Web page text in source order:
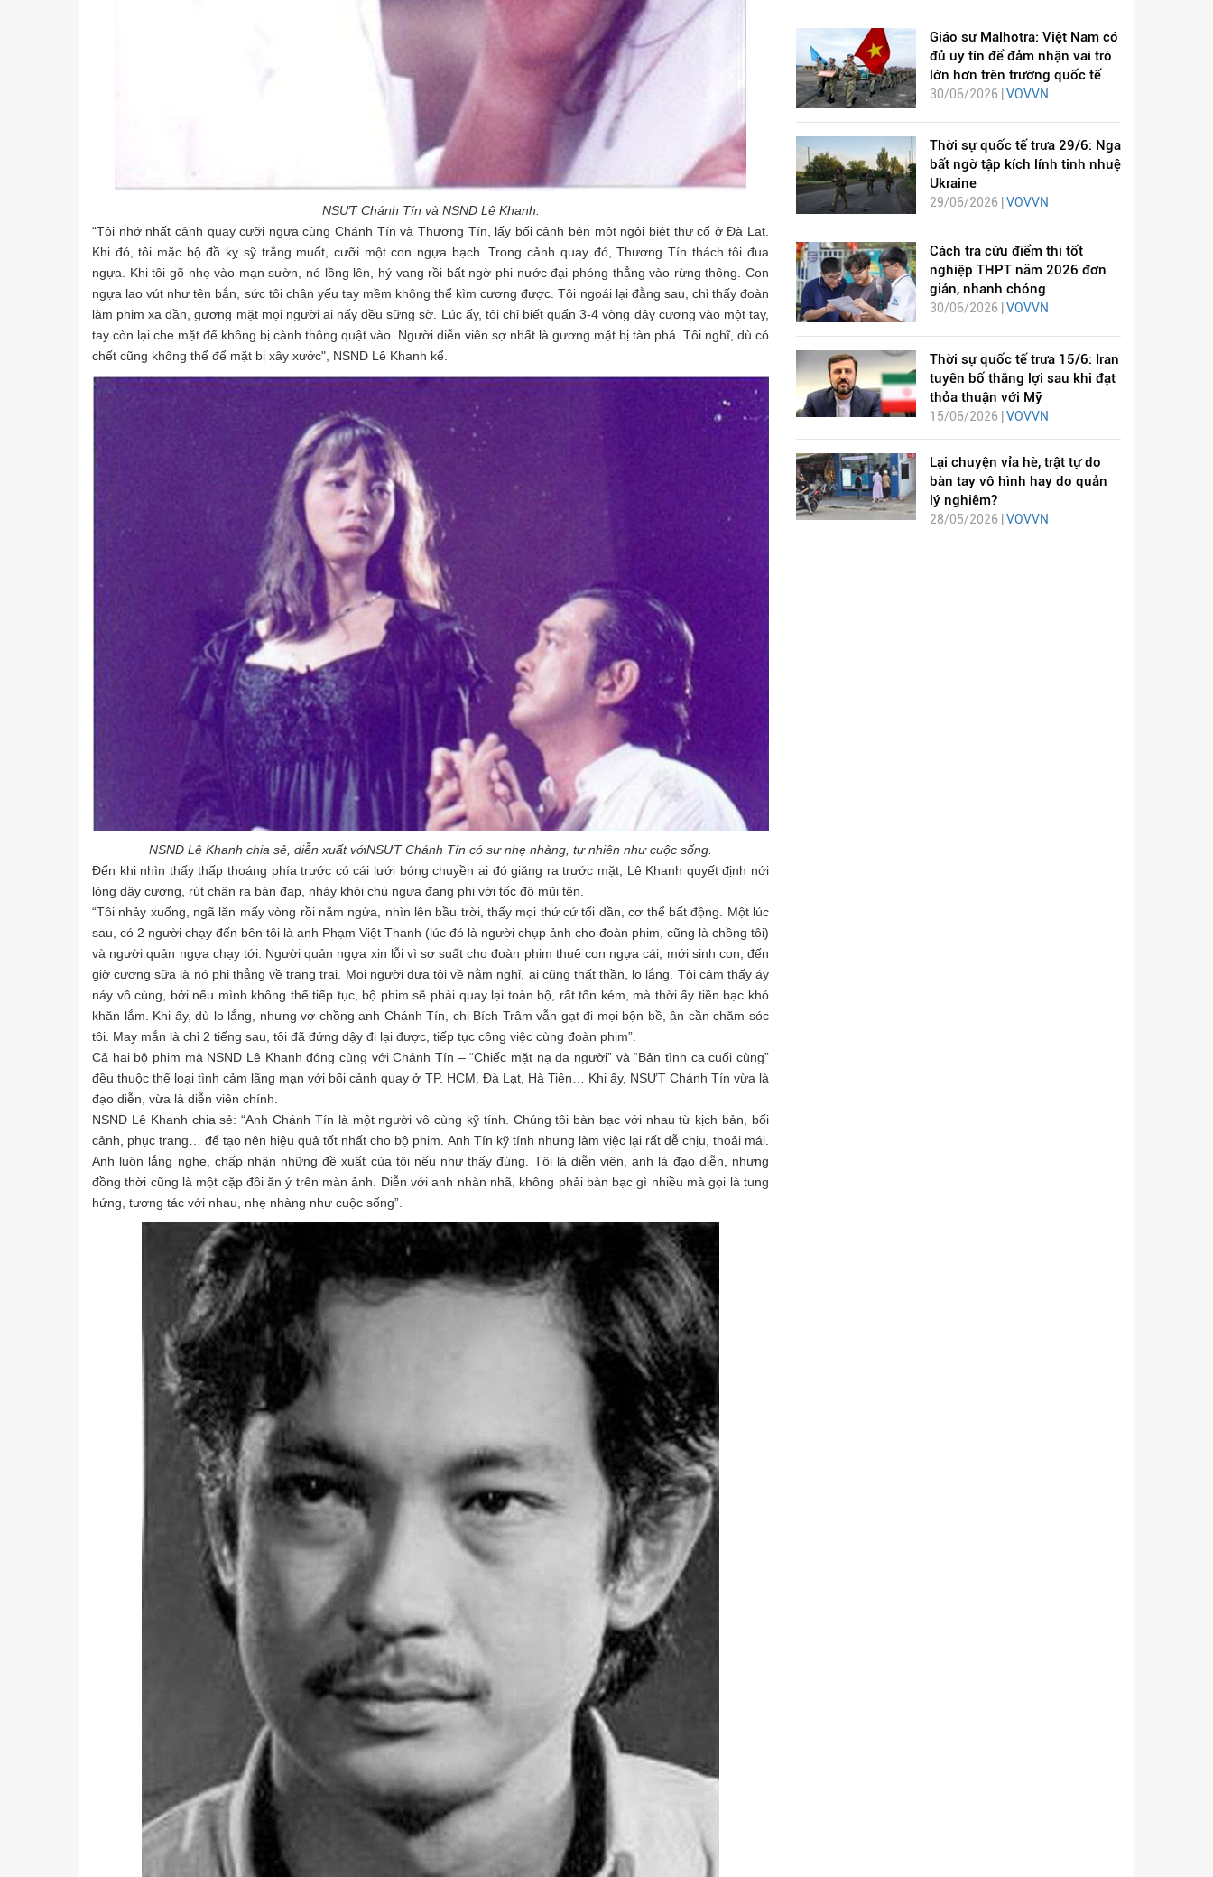
NSƯT Chánh Tín và NSND Lê Khanh.
“Tôi nhớ nhất cảnh quay cưỡi ngựa cùng Chánh Tín và Thương Tín, lấy bối cảnh bên một ngôi biệt thự cổ ở Đà Lạt.
Khi đó, tôi mặc bộ đồ kỵ sỹ trắng muốt, cưỡi một con ngựa bạch. Trong cảnh quay đó, Thương Tín thách tôi đua
ngựa. Khi tôi gõ nhẹ vào mạn sườn, nó lồng lên, hý vang rồi bất ngờ phi nước đại phóng thẳng vào rừng thông. Con
ngựa lao vút như tên bắn, sức tôi chân yếu tay mềm không thể kìm cương được. Tôi ngoái lại đằng sau, chỉ thấy đoàn
làm phim xa dần, gương mặt mọi người ai nấy đều sững sờ. Lúc ấy, tôi chỉ biết quấn 3-4 vòng dây cương vào một tay,
tay còn lại che mặt để không bị cành thông quật vào. Người diễn viên sợ nhất là gương mặt bị tàn phá. Tôi nghĩ, dù có
chết cũng không thể để mặt bị xây xước", NSND Lê Khanh kể.
NSND Lê Khanh chia sẻ, diễn xuất vớiNSƯT Chánh Tín có sự nhẹ nhàng, tự nhiên như cuộc sống.
Đến khi nhìn thấy thấp thoáng phía trước có cái lưới bóng chuyền ai đó giăng ra trước mặt, Lê Khanh quyết định nới
lỏng dây cương, rút chân ra bàn đạp, nhảy khỏi chú ngựa đang phi với tốc độ mũi tên.
“Tôi nhảy xuống, ngã lăn mấy vòng rồi nằm ngửa, nhìn lên bầu trời, thấy mọi thứ cứ tối dần, cơ thể bất động. Một lúc
sau, có 2 người chạy đến bên tôi là anh Phạm Việt Thanh (lúc đó là người chụp ảnh cho đoàn phim, cũng là chồng tôi)
và người quản ngựa chạy tới. Người quản ngựa xin lỗi vì sơ suất cho đoàn phim thuê con ngựa cái, mới sinh con, đến
giờ cương sữa là nó phi thẳng về trang trại. Mọi người đưa tôi về nằm nghỉ, ai cũng thất thần, lo lắng. Tôi cảm thấy áy
náy vô cùng, bởi nếu mình không thể tiếp tục, bộ phim sẽ phải quay lại toàn bộ, rất tốn kém, mà thời ấy tiền bạc khó
khăn lắm. Khi ấy, dù lo lắng, nhưng vợ chồng anh Chánh Tín, chị Bích Trâm vẫn gạt đi mọi bộn bề, ân cần chăm sóc
tôi. May mắn là chỉ 2 tiếng sau, tôi đã đứng dậy đi lại được, tiếp tục công việc cùng đoàn phim”.
Cả hai bộ phim mà NSND Lê Khanh đóng cùng với Chánh Tín – “Chiếc mặt nạ da người” và “Bản tình ca cuối cùng”
đều thuộc thể loại tình cảm lãng mạn với bối cảnh quay ở TP. HCM, Đà Lạt, Hà Tiên… Khi ấy, NSƯT Chánh Tín vừa là
đạo diễn, vừa là diễn viên chính.
NSND Lê Khanh chia sẻ: “Anh Chánh Tín là một người vô cùng kỹ tính. Chúng tôi bàn bạc với nhau từ kịch bản, bối
cảnh, phục trang… để tạo nên hiệu quả tốt nhất cho bộ phim. Anh Tín kỹ tính nhưng làm việc lại rất dễ chịu, thoải mái.
Anh luôn lắng nghe, chấp nhận những đề xuất của tôi nếu như thấy đúng. Tôi là diễn viên, anh là đạo diễn, nhưng
đồng thời cũng là một cặp đôi ăn ý trên màn ảnh. Diễn với anh nhàn nhã, không phải bàn bạc gì nhiều mà gọi là tung
hứng, tương tác với nhau, nhẹ nhàng như cuộc sống”.
Giáo sư Malhotra: Việt Nam có
đủ uy tín để đảm nhận vai trò
lớn hơn trên trường quốc tế
30/06/2026 | VOVVN
Thời sự quốc tế trưa 29/6: Nga
bất ngờ tập kích lính tinh nhuệ
Ukraine
29/06/2026 | VOVVN
Cách tra cứu điểm thi tốt
nghiệp THPT năm 2026 đơn
giản, nhanh chóng
30/06/2026 | VOVVN
Thời sự quốc tế trưa 15/6: Iran
tuyên bố thắng lợi sau khi đạt
thỏa thuận với Mỹ
15/06/2026 |VOVVN
Lại chuyện vỉa hè, trật tự do
bàn tay vô hình hay do quản
lý nghiêm?
28/05/2026 |VOVVN